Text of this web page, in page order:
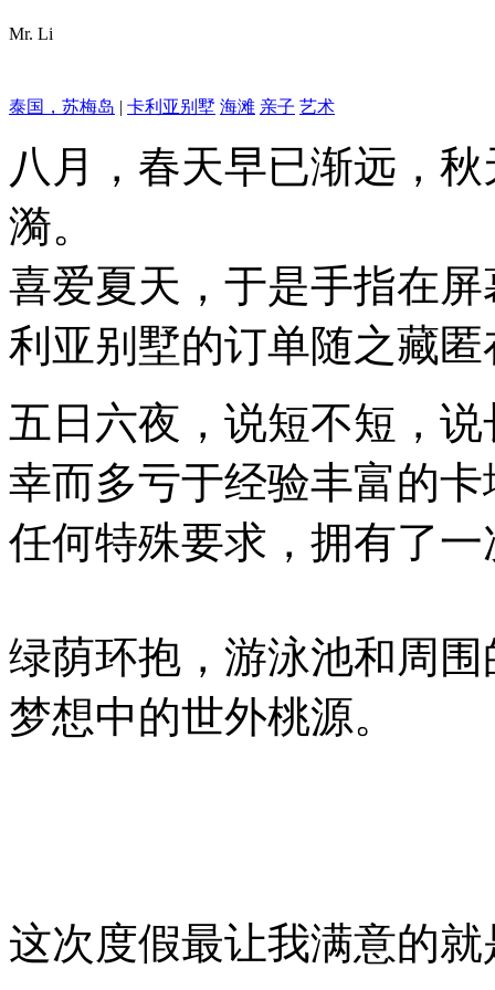
Mr. Li
泰国，苏梅岛 | 卡利亚别墅 海滩 亲子 艺术
八月，春天早已渐远，
漪。
喜爱夏天，于是手指在
利亚别墅的订单随之藏
五日六夜，说短不短，
幸而多亏于经验丰富的
任何特殊要求，拥有了
绿荫环抱，游泳池和周
梦想中的世外桃源。
这次度假最让我满意的